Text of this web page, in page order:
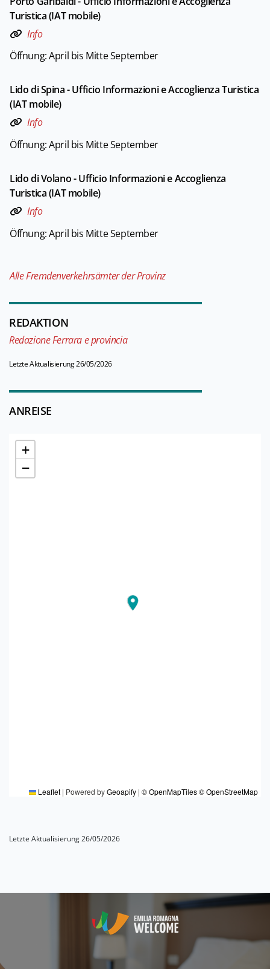
Turistica (IAT mobile)
Info
Öffnung: April bis Mitte September
Lido di Spina - Ufficio Informazioni e Accoglienza Turistica
(IAT mobile)
Info
Öffnung: April bis Mitte September
Lido di Volano - Ufficio Informazioni e Accoglienza
Turistica (IAT mobile)
Info
Öffnung: April bis Mitte September
Alle Fremdenverkehrsämter der Provinz
REDAKTION
Redazione Ferrara e provincia
Letzte Aktualisierung 26/05/2026
ANREISE
+
−
Leaflet | Powered byGeoapify | © OpenMapTiles© OpenStreetMap
Letzte Aktualisierung 26/05/2026